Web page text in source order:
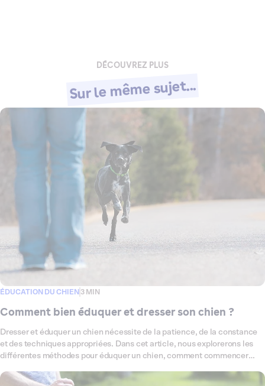
DÉCOUVREZ PLUS
Sur le même sujet...
ÉDUCATION DU CHIEN 3 MIN
Comment bien éduquer et dresser son chien ?
Dresser et éduquer un chien nécessite de la patience, de la constance
et des techniques appropriées. Dans cet article, nous explorerons les
différentes méthodes pour éduquer un chien, comment commencer
comportement. Nous répondrons également aux questions courantes